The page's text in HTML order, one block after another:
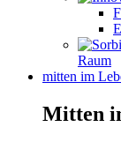
Raum
mitten im
Mitten